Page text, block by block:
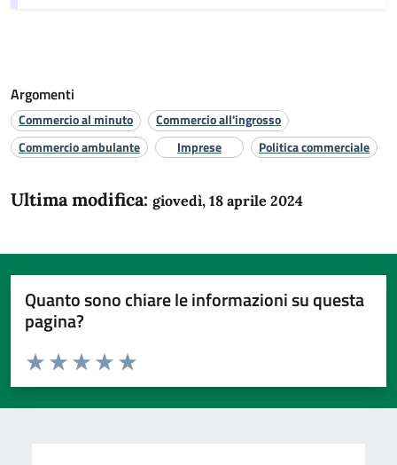
Argomenti
Commercio al minuto
Commercio all'ingrosso
Commercio ambulante
Imprese Politica commerciale
Ultima modifica: giovedì, 18 aprile 2024
Quanto sono chiare le informazioni su questa
pagina?
Domanda
Valuta da 1 a 5 stelle la pagina
Valuta 5 stelle su 5
Valuta 4 stelle su 5
Valuta 3 stelle su 5
Valuta 2 stelle su 5
Valuta 1 stelle su 5